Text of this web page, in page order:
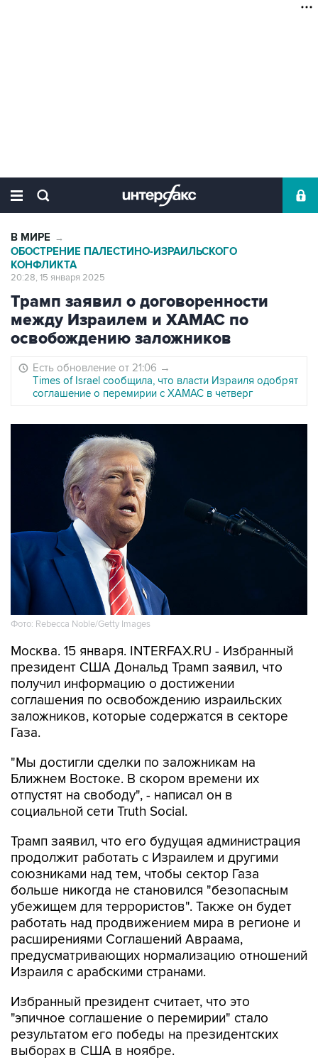
В МИРЕ →
ОБОСТРЕНИЕ ПАЛЕСТИНО-ИЗРАИЛЬСКОГО
КОНФЛИКТА
20:28, 15 января 2025
Трамп заявил о договоренности
между Израилем и ХАМАС по
освобождению заложников
Есть обновление от 21:06 →
Times of Israel сообщила, что власти Израиля одобрят
соглашение о перемирии с ХАМАС в четверг
Фото: Rebecca Noble/Getty Images
Москва. 15 января. INTERFAX.RU - Избранный
президент США Дональд Трамп заявил, что
получил информацию о достижении
соглашения по освобождению израильских
заложников, которые содержатся в секторе
Газа.
"Мы достигли сделки по заложникам на
Ближнем Востоке. В скором времени их
отпустят на свободу", - написал он в
социальной сети Truth Social.
Трамп заявил, что его будущая администрация
продолжит работать с Израилем и другими
союзниками над тем, чтобы сектор Газа
больше никогда не становился "безопасным
убежищем для террористов". Также он будет
работать над продвижением мира в регионе и
расширениями Соглашений Авраама,
предусматривающих нормализацию отношений
Израиля с арабскими странами.
Избранный президент считает, что это
"эпичное соглашение о перемирии" стало
результатом его победы на президентских
выборах в США в ноябре.